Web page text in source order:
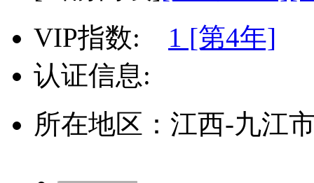
VIP指数: 1 [第4年]
认证信息:
所在地区：江西-九江